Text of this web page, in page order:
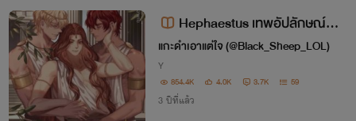
Hephaestus เทพอัปลักษณ์...ห
รือ!? ภาค 1-2 [BL] [สนพ.2Upubli
shing] [end]
แกะดำเอาแต่ใจ (@Black_Sheep_LOL)
Y
854.4K 4.0K 3.7K 59
3 ปีที่แล้ว